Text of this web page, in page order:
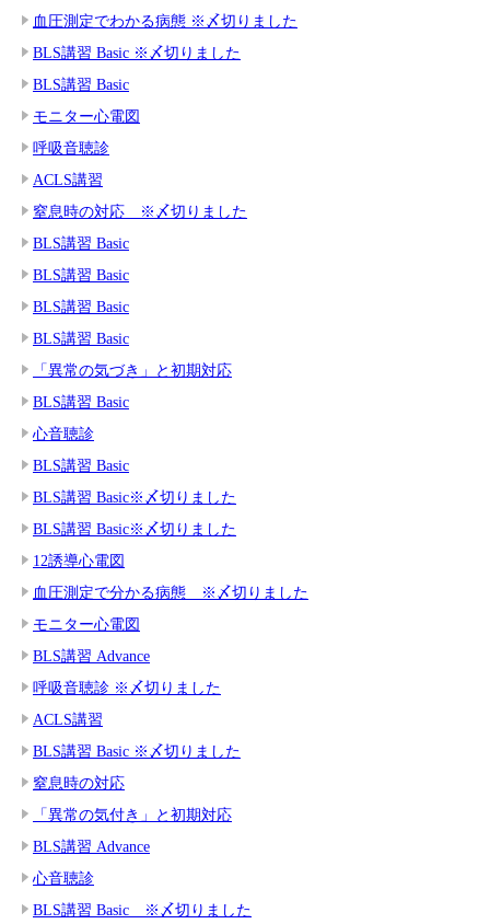
血圧測定でわかる病態 ※〆切りました
BLS講習 Basic ※〆切りました
BLS講習 Basic
モニター心電図
呼吸音聴診
ACLS講習
窒息時の対応 ※〆切りました
BLS講習 Basic
BLS講習 Basic
BLS講習 Basic
BLS講習 Basic
「異常の気づき」と初期対応
BLS講習 Basic
心音聴診
BLS講習 Basic
BLS講習 Basic※〆切りました
BLS講習 Basic※〆切りました
12誘導心電図
血圧測定で分かる病態 ※〆切りました
モニター心電図
BLS講習 Advance
呼吸音聴診 ※〆切りました
ACLS講習
BLS講習 Basic ※〆切りました
窒息時の対応
「異常の気付き」と初期対応
BLS講習 Advance
心音聴診
BLS講習 Basic ※〆切りました